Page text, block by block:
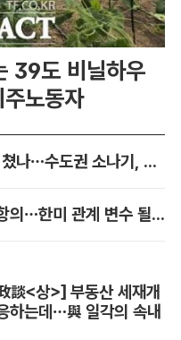
39도 비닐하우
노동자
[오늘의 날씨] 극한 폭염 상한가 쳤나…수도권 소나기, 동해안에 폭우
쿠팡 두둔 美 의원들, 정통망법 항의…한미 관계 변수 될까
談<상>] 부동산 세재개
하는데…與 일각의 속내